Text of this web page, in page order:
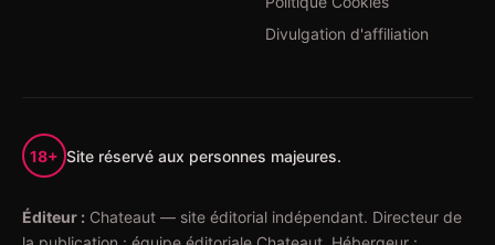
Divulgation d'affiliation
18+ Site réservé aux personnes majeures.
Éditeur : Chateaut — site éditorial indépendant. Directeur de